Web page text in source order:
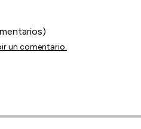
un comentario.